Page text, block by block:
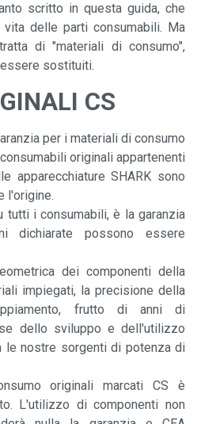
scritto in questa guida, che
delle parti consumabili. Ma
di "materiali di consumo",
sostituiti.
CS
per i materiali di consumo
originali appartenenti
apparecchiature SHARK sono
l'origine.
tutti i consumabili, è la garanzia
dichiarate possono essere
dei componenti della
impiegati, la precisione della
frutto di anni di
dello sviluppo e dell'utilizzo
le nostre sorgenti di potenza di
originali marcati CS è
L'utilizzo di componenti non